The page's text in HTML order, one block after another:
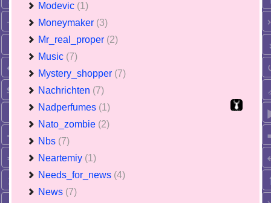
Modevic (1)
Moneymaker (3)
Mr_real_proper (2)
Music (7)
Mystery_shopper (7)
Nachrichten (7)
Nadperfumes (1)
Nato_zombie (2)
Nbs (7)
Neartemiy (1)
Needs_for_news (4)
News (7)